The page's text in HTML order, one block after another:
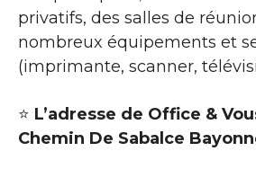
privatifs, des salles de
nombreux équipements et
(imprimante, scanner,
⭐ L’adresse de Office &
Chemin De Sabalce